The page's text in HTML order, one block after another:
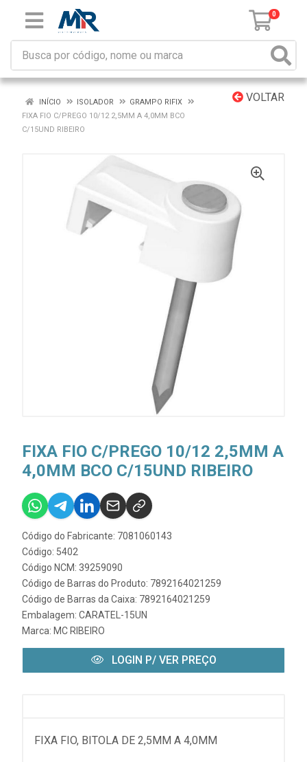
0
VOLTAR
INÍCIO ISOLADOR
GRAMPO RIFIX
FIXA FIO C/PREGO 10/12 2,5MM A 4,0MM BCO
C/15UND RIBEIRO
FIXA FIO C/PREGO 10/12 2,5MM A
4,0MM BCO C/15UND RIBEIRO
Código do Fabricante: 7081060143
Código: 5402
Código NCM: 39259090
Código de Barras do Produto: 7892164021259
Código de Barras da Caixa: 7892164021259
Embalagem: CARATEL-15UN
Marca: MC RIBEIRO
LOGIN P/ VER PREÇO
FIXA FIO, BITOLA DE 2,5MM A 4,0MM